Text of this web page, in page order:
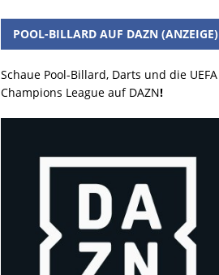
POOL-BILLARD AUF DAZN (ANZEIGE)
Schaue Pool-Billard, Darts und die UEFA
Champions League auf DAZN!